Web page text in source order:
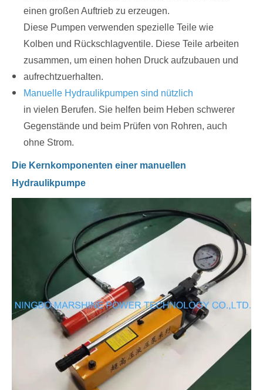
einen großen Auftrieb zu erzeugen.
Diese Pumpen verwenden spezielle Teile wie
Kolben und Rückschlagventile. Diese Teile arbeiten
zusammen, um einen hohen Druck aufzubauen und
aufrechtzuerhalten.
Manuelle Hydraulikpumpen sind nützlich
in vielen Berufen. Sie helfen beim Heben schwerer
Gegenstände und beim Prüfen von Rohren, auch
ohne Strom.
Die Kernkomponenten einer manuellen
Hydraulikpumpe